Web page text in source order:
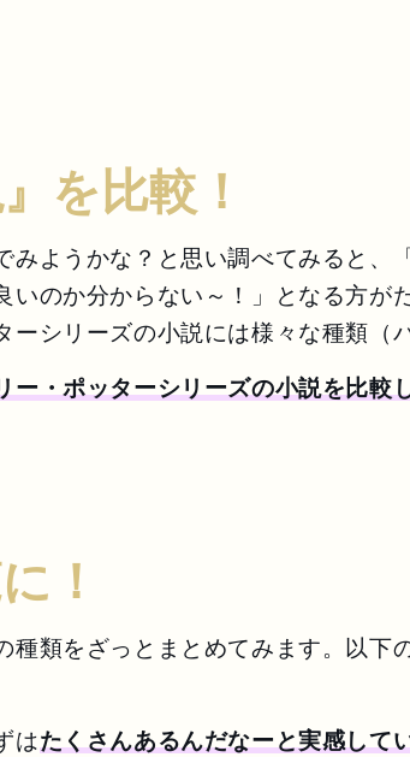
を比較！
みようかな？と思い調べてみると、
いのか分からない～！」となる方
ーシリーズの小説には様々な種類（
ー・ポッターシリーズの小説を比較
！
種類をざっとまとめてみます。以
はたくさんあるんだなーと実感して